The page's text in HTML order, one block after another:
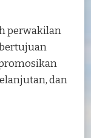
perwakilan
dan